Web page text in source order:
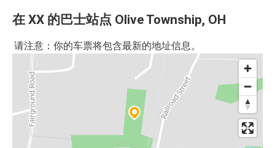
在 XX 的巴士站点 Olive Township, OH
请注意：你的车票将包含最新的地址信息。